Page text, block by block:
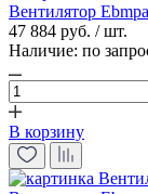
Вентилятор
47 884 руб. / шт.
Наличие: по
В корзину